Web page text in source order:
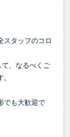
スタッフのコロ
、なるべくご
でも大歓迎で